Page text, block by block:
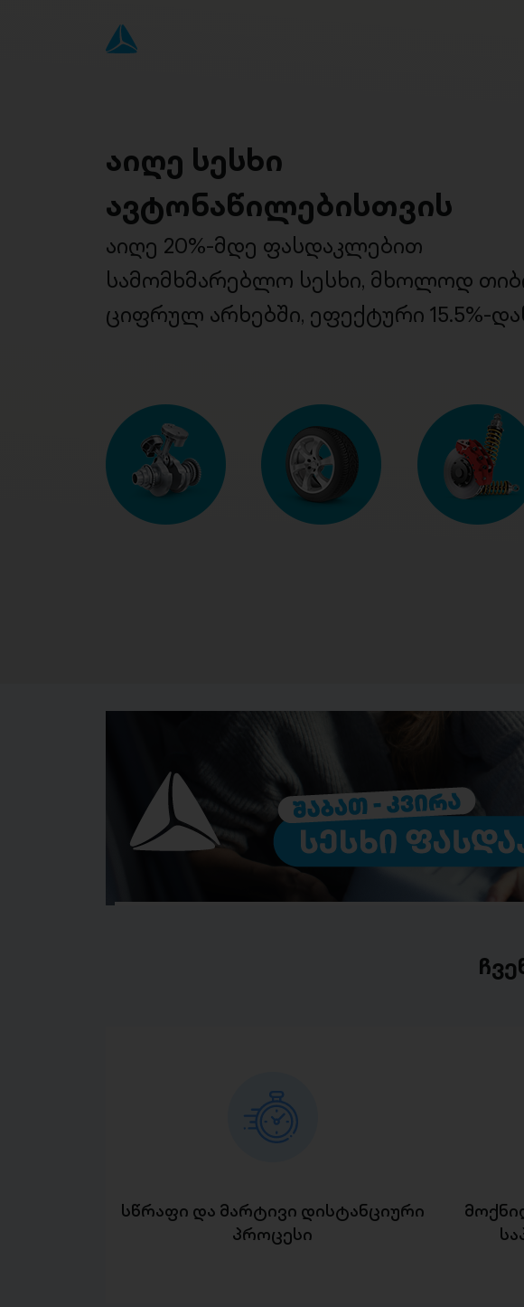
აიღე სესხი
ავტონაწილებისთვის
აიღე 20%-მდე ფასდაკლებით
სამომხმარებლო სესხი, მხოლოდ
ციფრულ არხებში, ეფექტური 15.5%-
სწრაფი და მარტივი დისტანციური
პროცესი